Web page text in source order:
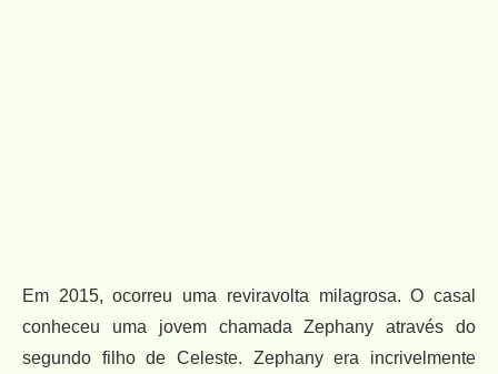
Em 2015, ocorreu uma reviravolta milagrosa. O casal
conheceu uma jovem chamada Zephany através do
segundo filho de Celeste. Zephany era incrivelmente